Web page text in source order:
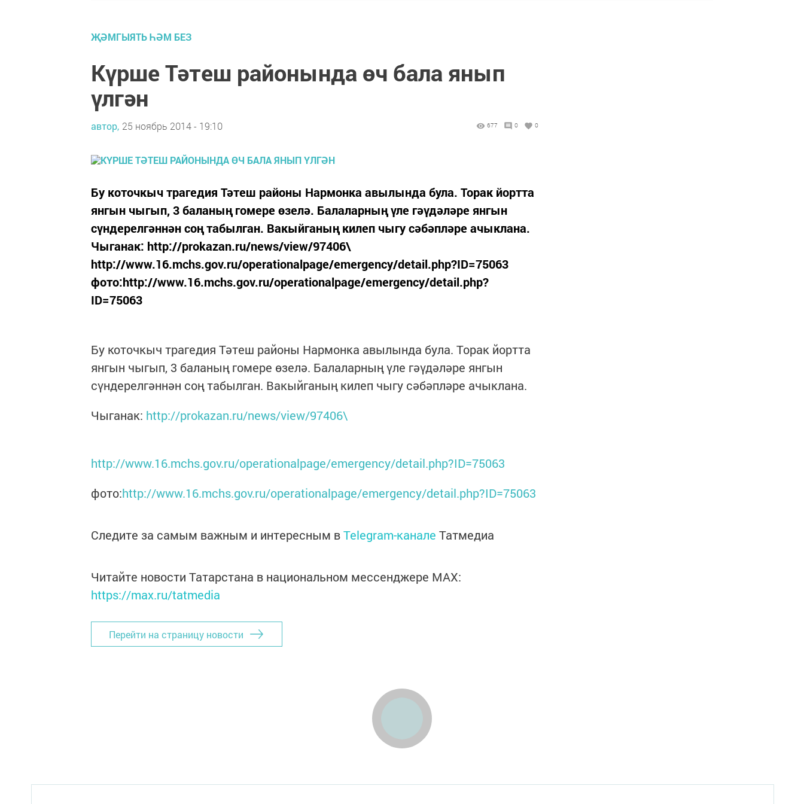
ҖӘМГЫЯТЬ ҺӘМ БЕЗ
Күрше Тәтеш районында өч бала янып
үлгән
автор, 25 ноябрь 2014 - 19:10 677 0 0
Бу коточкыч трагедия Тәтеш районы Нармонка авылында була. Торак йортта
янгын чыгып, 3 баланың гомере өзелә. Балаларның үле гәүдәләре янгын
сүндерелгәннән соң табылган. Вакыйганың килеп чыгу сәбәпләре ачыклана.
Чыганак: http://prokazan.ru/news/view/97406\
http://www.16.mchs.gov.ru/operationalpage/emergency/detail.php?ID=75063
фото:http://www.16.mchs.gov.ru/operationalpage/emergency/detail.php?
ID=75063
Бу коточкыч трагедия Тәтеш районы Нармонка авылында була. Торак йортта
янгын чыгып, 3 баланың гомере өзелә. Балаларның үле гәүдәләре янгын
сүндерелгәннән соң табылган. Вакыйганың килеп чыгу сәбәпләре ачыклана.
Чыганак: http://prokazan.ru/news/view/97406\
http://www.16.mchs.gov.ru/operationalpage/emergency/detail.php?ID=75063
фото:http://www.16.mchs.gov.ru/operationalpage/emergency/detail.php?ID=75063
Следите за самым важным и интересным вTelegram-канале Татмедиа
Читайте новости Татарстана в национальном мессенджере MАХ:
https://max.ru/tatmedia
Перейти на страницу новости